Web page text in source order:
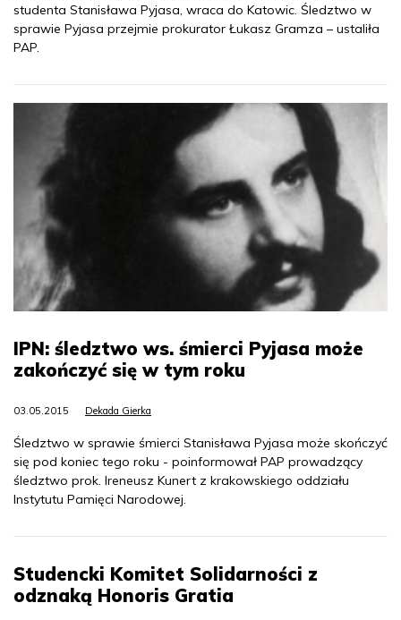
studenta Stanisława Pyjasa, wraca do Katowic. Śledztwo w
sprawie Pyjasa przejmie prokurator Łukasz Gramza – ustaliła
PAP.
IPN: śledztwo ws. śmierci Pyjasa może
zakończyć się w tym roku
03.05.2015 Dekada Gierka
Śledztwo w sprawie śmierci Stanisława Pyjasa może skończyć
się pod koniec tego roku - poinformował PAP prowadzący
śledztwo prok. Ireneusz Kunert z krakowskiego oddziału
Instytutu Pamięci Narodowej.
Studencki Komitet Solidarności z
odznaką Honoris Gratia